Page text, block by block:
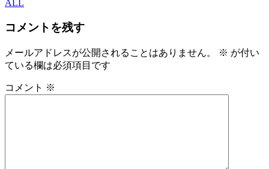
ALL
コメントを残す
メールアドレスが公開されることはありません。 ※ が付い
ている欄は必須項目です
コメント ※